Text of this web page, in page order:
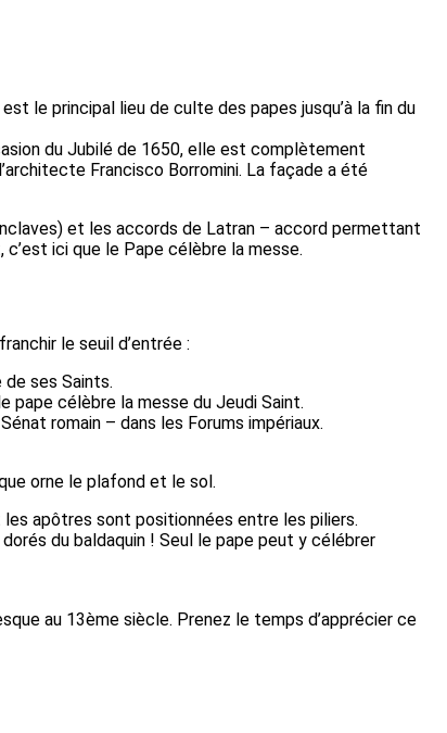
le principal lieu de culte des papes jusqu’à la fin du
du Jubilé de 1650, elle est complètement
Francisco Borromini. La façade a été
et les accords de Latran – accord permettant
ici que le Pape célèbre la messe.
le seuil d’entrée :
ses Saints.
pape célèbre la messe du Jeudi Saint.
romain – dans les Forums impériaux.
orne le plafond et le sol.
apôtres sont positionnées entre les piliers.
du baldaquin ! Seul le pape peut y célébrer
au 13ème siècle. Prenez le temps d’apprécier ce